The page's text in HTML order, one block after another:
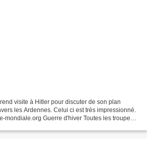
visite à Hitler pour discuter de son plan
les Ardennes. Celui ci est très impressionné.
mondiale.org Guerre d'hiver Toutes les troupes